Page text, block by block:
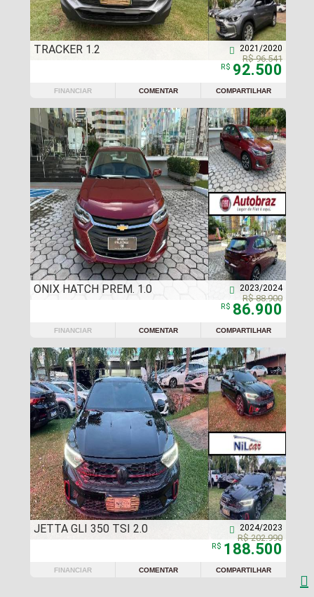
TRACKER 1.2 2021/2020

R$ 92.500
R$ 96.541
FINANCIAR COMENTAR COMPARTILHAR
ONIX HATCH PREM. 1.0 2023/2024

R$ 86.900
R$ 88.900
FINANCIAR COMENTAR COMPARTILHAR
JETTA GLI 350 TSI 2.0 2024/2023

R$ 188.500
R$ 202.990
FINANCIAR COMENTAR COMPARTILHAR
